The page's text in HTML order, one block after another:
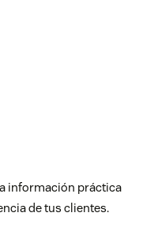
información práctica
de tus clientes.